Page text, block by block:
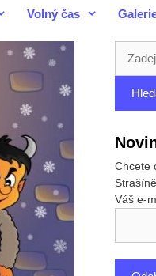
Volný čas
Chcete
Váš e-